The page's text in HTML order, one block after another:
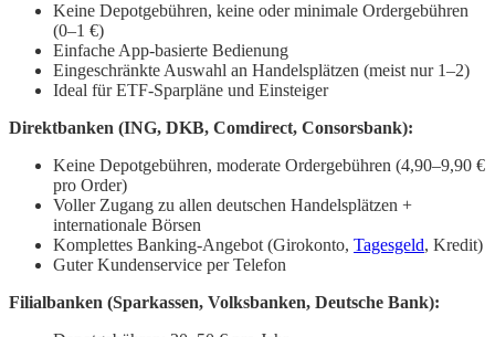
Keine Depotgebühren, keine oder minimale Ordergebühren
(0–1 €)
Einfache App-basierte Bedienung
Eingeschränkte Auswahl an Handelsplätzen (meist nur 1–2)
Ideal für ETF-Sparpläne und Einsteiger
Direktbanken (ING, DKB, Comdirect, Consorsbank):
Keine Depotgebühren, moderate Ordergebühren (4,90–9,90 €
pro Order)
Voller Zugang zu allen deutschen Handelsplätzen +
internationale Börsen
Komplettes Banking-Angebot (Girokonto, Tagesgeld, Kredit)
Guter Kundenservice per Telefon
Filialbanken (Sparkassen, Volksbanken, Deutsche Bank):